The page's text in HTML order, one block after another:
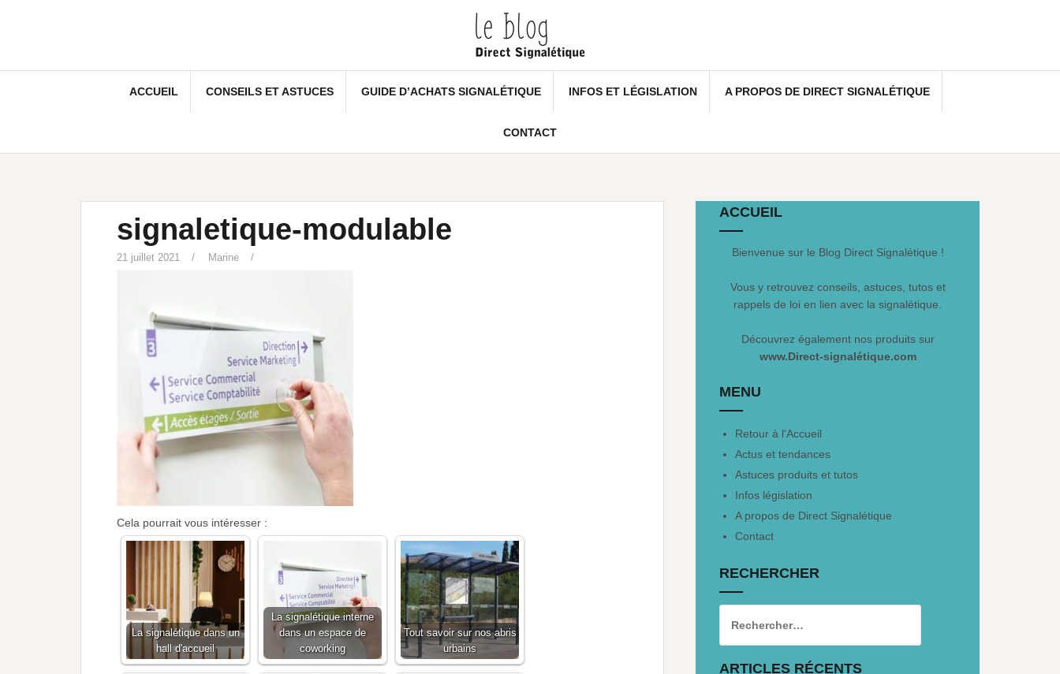
ACCUEIL CONSEILS ET ASTUCES GUIDE D’ACHATS SIGNALÉTIQUE INFOS ET LÉGISLATION A PROPOS DE DIRECT SIGNALÉTIQUE
CONTACT
signaletique-modulable
21 juillet 2021 Marine
Cela pourrait vous intéresser :
La signalétique dans un
hall d'accueil
La signalétique interne
dans un espace de
coworking
Tout savoir sur nos abris
urbains
ACCUEIL
Bienvenue sur le Blog Direct Signalétique !
Vous y retrouvez conseils, astuces, tutos et
rappels de loi en lien avec la signalétique.
Découvrez également nos produits sur
www.Direct-signalétique.com
MENU
Retour à l'Accueil
Actus et tendances
Astuces produits et tutos
Infos législation
A propos de Direct Signalétique
Contact
RECHERCHER
ARTICLES RÉCENTS